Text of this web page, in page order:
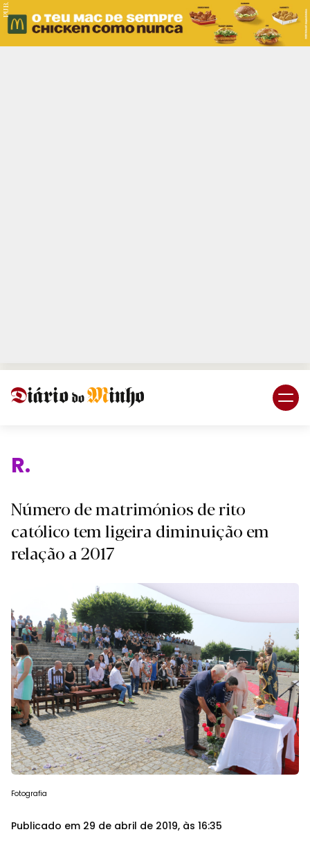
PUB.
Reli
Número de matrimónios de rito
católico tem ligeira diminuição em
relação a 2017
Fotografia
Publicado em 29 de abril de 2019, às 16:35